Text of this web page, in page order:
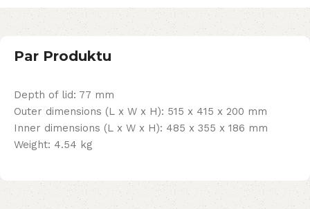
Par Produktu
Depth of lid: 77 mm
Outer dimensions (L x W x H): 515 x 415 x 200 mm
Inner dimensions (L x W x H): 485 x 355 x 186 mm
Weight: 4.54 kg